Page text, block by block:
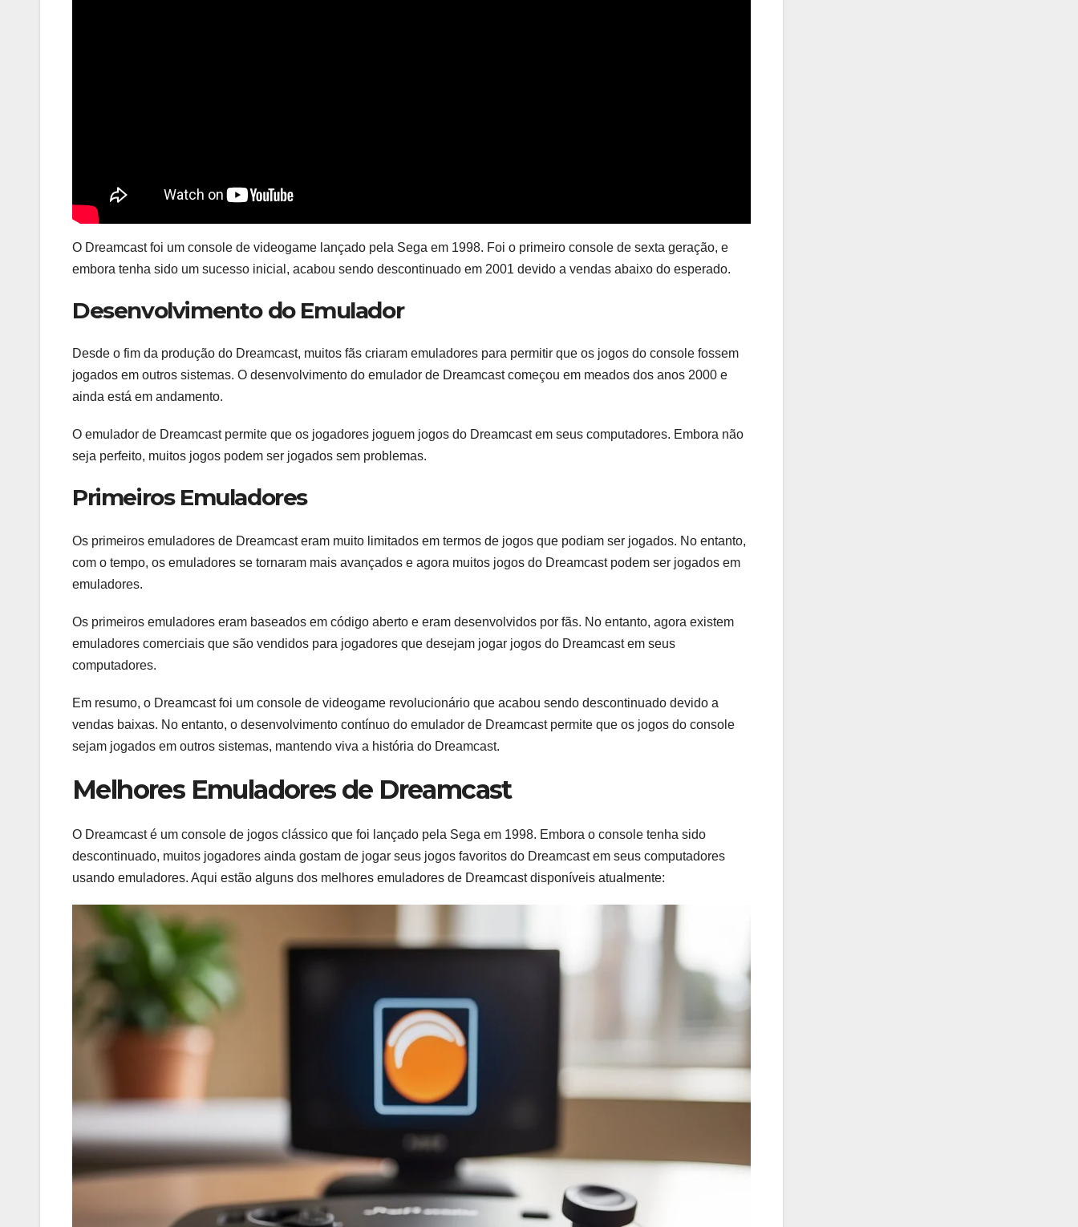
O Dreamcast foi um console de videogame lançado pela Sega em 1998. Foi o primeiro console de sexta geração, e
embora tenha sido um sucesso inicial, acabou sendo descontinuado em 2001 devido a vendas abaixo do esperado.
Desenvolvimento do Emulador
Desde o fim da produção do Dreamcast, muitos fãs criaram emuladores para permitir que os jogos do console fossem
jogados em outros sistemas. O desenvolvimento do emulador de Dreamcast começou em meados dos anos 2000 e
ainda está em andamento.
O emulador de Dreamcast permite que os jogadores joguem jogos do Dreamcast em seus computadores. Embora não
seja perfeito, muitos jogos podem ser jogados sem problemas.
Primeiros Emuladores
Os primeiros emuladores de Dreamcast eram muito limitados em termos de jogos que podiam ser jogados. No entanto,
com o tempo, os emuladores se tornaram mais avançados e agora muitos jogos do Dreamcast podem ser jogados em
emuladores.
Os primeiros emuladores eram baseados em código aberto e eram desenvolvidos por fãs. No entanto, agora existem
emuladores comerciais que são vendidos para jogadores que desejam jogar jogos do Dreamcast em seus
computadores.
Em resumo, o Dreamcast foi um console de videogame revolucionário que acabou sendo descontinuado devido a
vendas baixas. No entanto, o desenvolvimento contínuo do emulador de Dreamcast permite que os jogos do console
sejam jogados em outros sistemas, mantendo viva a história do Dreamcast.
Melhores Emuladores de Dreamcast
O Dreamcast é um console de jogos clássico que foi lançado pela Sega em 1998. Embora o console tenha sido
descontinuado, muitos jogadores ainda gostam de jogar seus jogos favoritos do Dreamcast em seus computadores
usando emuladores. Aqui estão alguns dos melhores emuladores de Dreamcast disponíveis atualmente: